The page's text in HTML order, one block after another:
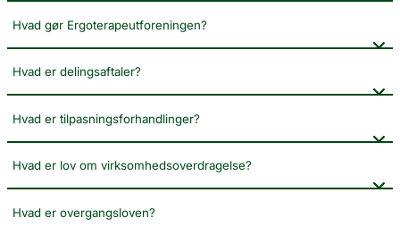
Hvad gør Ergoterapeutforeningen?
Hvad er delingsaftaler?
Hvad er tilpasningsforhandlinger?
Hvad er lov om virksomhedsoverdragelse?
Hvad er overgangsloven?